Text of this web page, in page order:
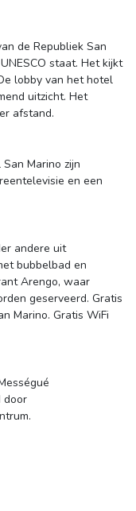
de Republiek San
staat. Het kijkt
lobby van het hotel
uitzicht. Het
afstand.
Marino zijn
en een
andere uit
bubbelbad en
Arengo, waar
geserveerd. Gratis
Marino. Gratis WiFi
door